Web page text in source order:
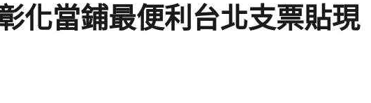
化當鋪最便利台北支票貼現